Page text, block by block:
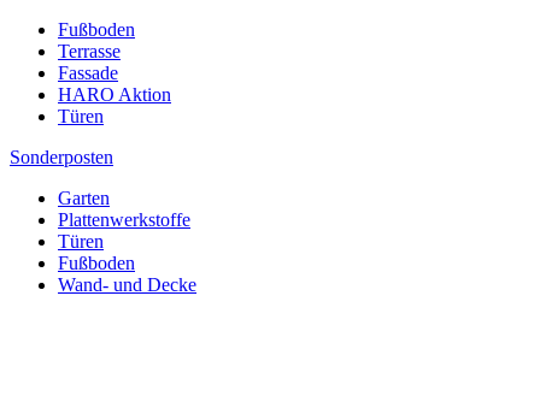
Fußboden
Terrasse
Fassade
HARO Aktion
Türen
Sonderposten
Garten
Plattenwerkstoffe
Türen
Fußboden
Wand- und Decke